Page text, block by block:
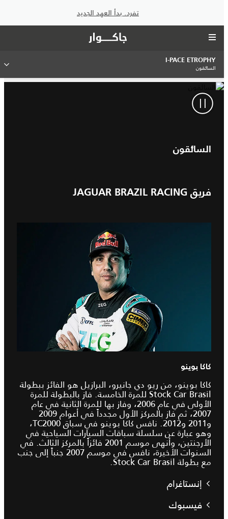
تفرد. بدأ العهد الجديد
I‑PACE ETROPHY
السائقون
السائقون
فريق JAGUAR BRAZIL RACING
كاكا بوينو
كاكا بوينو، من ريو دي جانيرو، البرازيل هو الفائز ببطولة
Stock Car Brasil للمرة الخامسة. فاز بالبطولة للمرة
الأولى في عام 2006، وفاز بها للمرة الثانية في عام
2007، ثم فاز بالمركز الأول مجدداً في أعوام 2009
و2011 و2012. نافس كاكا بوينو في سباق TC2000،
وهو عبارة عن سلسلة سباقات السيارات السياحية في
الأرجنتين، وأنهى موسم 2001 فائزاً بالمركز الثالث. في
السنوات الأخيرة، نافس في موسم 2007 جنباً إلى جنب
مع بطولة Stock Car Brasil.
إنستاغرام
فيسبوك